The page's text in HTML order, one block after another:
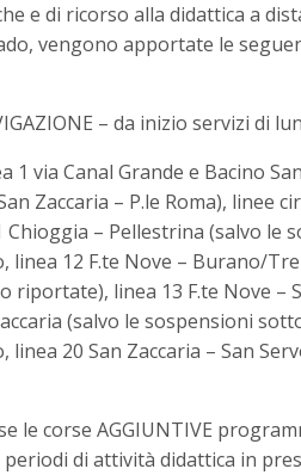
e di ricorso alla didattica a
vengono apportate le
– da inizio servizi di
1 via Canal Grande e Bacino
Zaccaria – P.le Roma), linee
Chioggia – Pellestrina (salvo
linea 12 F.te Nove – Burano/
riportate), linea 13 F.te Nove –
(salvo le sospensioni
linea 20 San Zaccaria – San
le corse AGGIUNTIVE
di attività didattica in